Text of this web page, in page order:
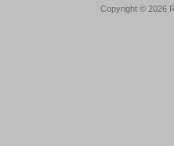
Copyright © 2026